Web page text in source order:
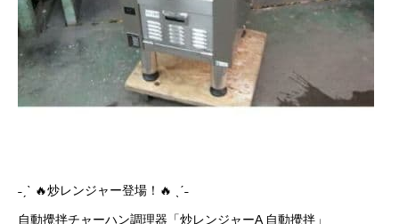
˗ˏˋ 🔥炒レンジャー登場！🔥 ˎˊ˗
自動攪拌チャーハン調理器「炒レンジャーA 自動攪拌」